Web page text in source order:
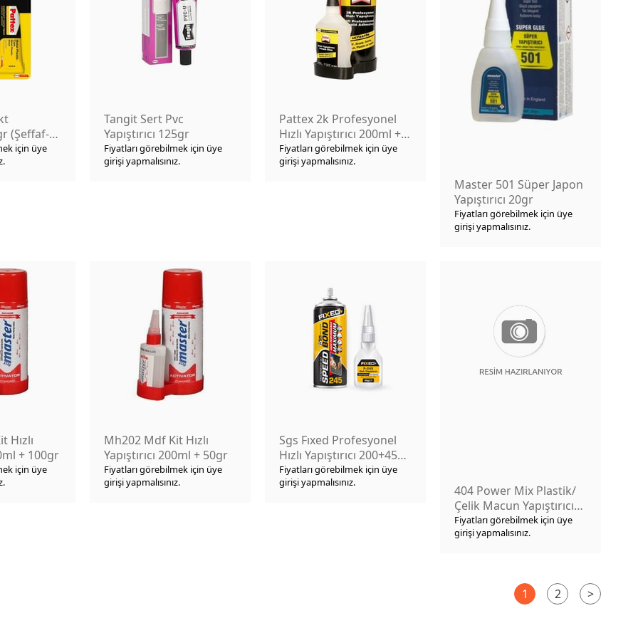
(Şeffaf-
için üye
Tangit Sert Pvc
Yapıştırıcı 125gr
Fiyatları görebilmek için üye
girişi yapmalısınız.
Pattex 2k Profesyonel
Hızlı Yapıştırıcı 200ml +
35ml
Fiyatları görebilmek için üye
girişi yapmalısınız.
Master 501 Süper Japon
Yapıştırıcı 20gr
Fiyatları görebilmek için üye
girişi yapmalısınız.
Hızlı
+ 100gr
için üye
Mh202 Mdf Kit Hızlı
Yapıştırıcı 200ml + 50gr
Fiyatları görebilmek için üye
girişi yapmalısınız.
Sgs Fıxed Profesyonel
Hızlı Yapıştırıcı 200+45ml
F245
Fiyatları görebilmek için üye
girişi yapmalısınız.
404 Power Mix Plastik/
Çelik Macun Yapıştırıcı
40gr
Fiyatları görebilmek için üye
girişi yapmalısınız.
1 2 >